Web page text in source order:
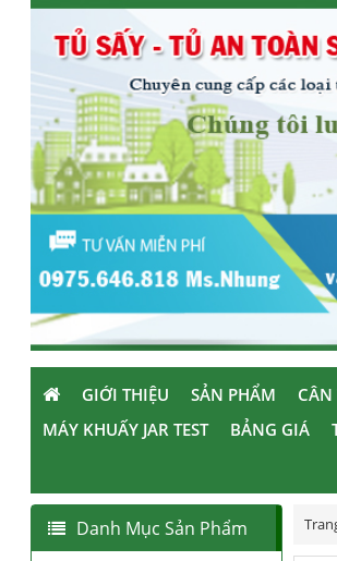
GIỚI THIỆU SẢN PHẨM CÂN
MÁY KHUẤY JAR TEST
BẢNG GIÁ
Danh Mục Sản Phẩm